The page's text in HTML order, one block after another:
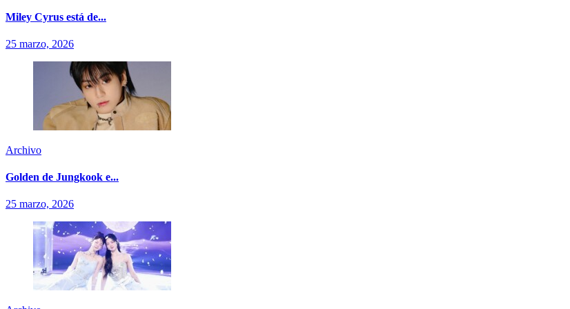
Miley Cyrus está de...
25 marzo, 2026
Archivo
Golden de Jungkook e...
25 marzo, 2026